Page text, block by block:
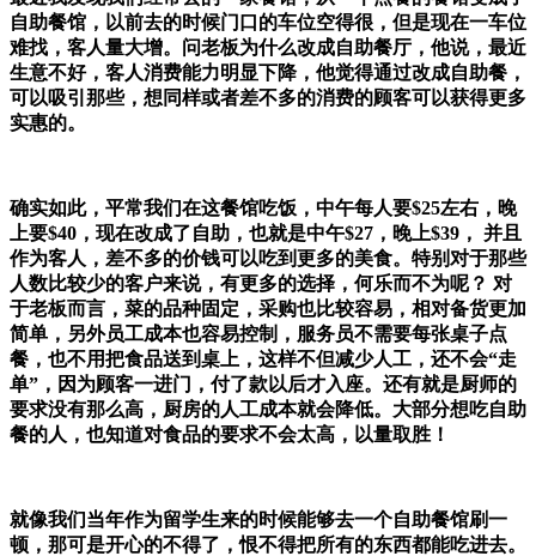
自助餐馆，以前去的时候门口的车位空得很，但是现在一车位
难找，客人量大增。问老板为什么改成自助餐厅，他说，最近
生意不好，客人消费能力明显下降，他觉得通过改成自助餐，
可以吸引那些，想同样或者差不多的消费的顾客可以获得更多
实惠的。
确实如此，平常我们在这餐馆吃饭，中午每人要$25左右，晚
上要$40，现在改成了自助，也就是中午$27，晚上$39， 并且
作为客人，差不多的价钱可以吃到更多的美食。特别对于那些
人数比较少的客户来说，有更多的选择，何乐而不为呢？ 对
于老板而言，菜的品种固定，采购也比较容易，相对备货更加
简单，另外员工成本也容易控制，服务员不需要每张桌子点
餐，也不用把食品送到桌上，这样不但减少人工，还不会“走
单”，因为顾客一进门，付了款以后才入座。还有就是厨师的
要求没有那么高，厨房的人工成本就会降低。大部分想吃自助
餐的人，也知道对食品的要求不会太高，以量取胜！
就像我们当年作为留学生来的时候能够去一个自助餐馆刷一
顿，那可是开心的不得了，恨不得把所有的东西都能吃进去。